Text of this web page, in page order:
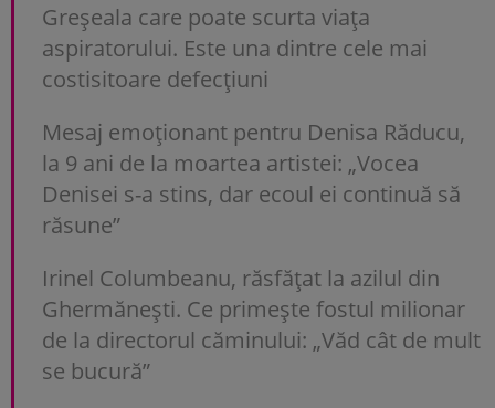
Greșeala care poate scurta viața
aspiratorului. Este una dintre cele mai
costisitoare defecțiuni
Mesaj emoționant pentru Denisa Răducu,
la 9 ani de la moartea artistei: „Vocea
Denisei s-a stins, dar ecoul ei continuă să
răsune”
Irinel Columbeanu, răsfățat la azilul din
Ghermănești. Ce primește fostul milionar
de la directorul căminului: „Văd cât de mult
se bucură”